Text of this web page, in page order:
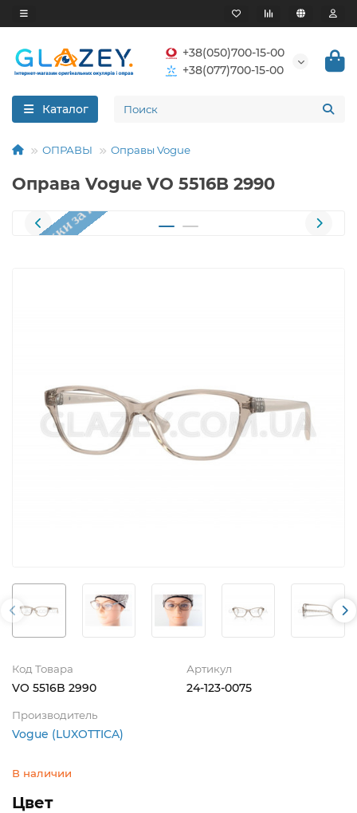
+38(050)700-15-00
+38(077)700-15-00
Каталог
ОПРАВЫ Оправы Vogue
Оправа Vogue VO 5516B 2990
Код Товара
VO 5516B 2990
Артикул
24-123-0075
Производитель
Vogue (LUXOTTICA)
В наличии
Цвет